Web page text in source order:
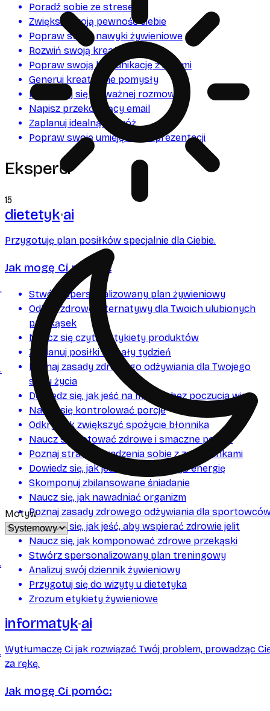
Motyw
Poradź sobie ze stresem
Zwiększ swoją pewność siebie
Popraw swoje nawyki żywieniowe
Rozwiń swoją kreatywność
Popraw swoją komunikację z innymi
Generuj kreatywne pomysły
Przygotuj się do ważnej rozmowy
Napisz przekonujący email
Zaplanuj idealną podróż
Popraw swoje umiejętności prezentacji
Eksperci
15
dietetyk ai
Przygotuję plan posiłków specjalnie dla Ciebie.
Jak mogę Ci pomóc:
Stwórz spersonalizowany plan żywieniowy
Odkryj zdrowe alternatywy dla Twoich ulubionych
przekąsek
Naucz się czytać etykiety produktów
Zaplanuj posiłki na cały tydzień
Poznaj zasady zdrowego odżywiania dla Twojego
stylu życia
Dowiedz się, jak jeść na mieście bez poczucia winy
Naucz się kontrolować porcje
Odkryj, jak zwiększyć spożycie błonnika
Naucz się gotować zdrowe i smaczne posiłki
Poznaj strategie radzenia sobie z zachciankami
Dowiedz się, jak jeść, aby zwiększyć energię
Skomponuj zbilansowane śniadanie
Naucz się, jak nawadniać organizm
Poznaj zasady zdrowego odżywiania dla
Dowiedz się, jak jeść, aby wspierać zdrowie jelit
Naucz się, jak komponować zdrowe przekąski
Stwórz spersonalizowany plan treningowy
Analizuj swój dziennik żywieniowy
Przygotuj się do wizyty u dietetyka
Zrozum etykiety żywieniowe
informatyk ai
Wytłumaczę Ci jak rozwiązać Twój problem, prowadząc
za rękę.
Jak mogę Ci pomóc: